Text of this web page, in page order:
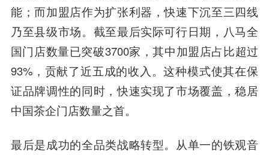
能；而加盟店作为扩张利器，快速下沉至三四线
乃至县级市场。截至最后实际可行日期，八马全
国门店数量已突破3700家，其中加盟店占比超过
93%，贡献了近五成的收入。这种模式使其在保
证品牌调性的同时，快速实现了市场覆盖，稳居
中国茶企门店数量之首。
最后是成功的全品类战略转型。从单一的铁观音